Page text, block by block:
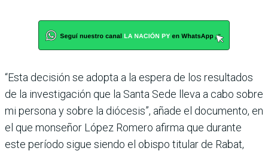
“Esta decisión se adopta a la espera de los resultados
de la investigación que la Santa Sede lleva a cabo sobre
mi persona y sobre la diócesis”, añade el documento, en
el que monseñor López Romero afirma que durante
este período sigue siendo el obispo titular de Rabat,